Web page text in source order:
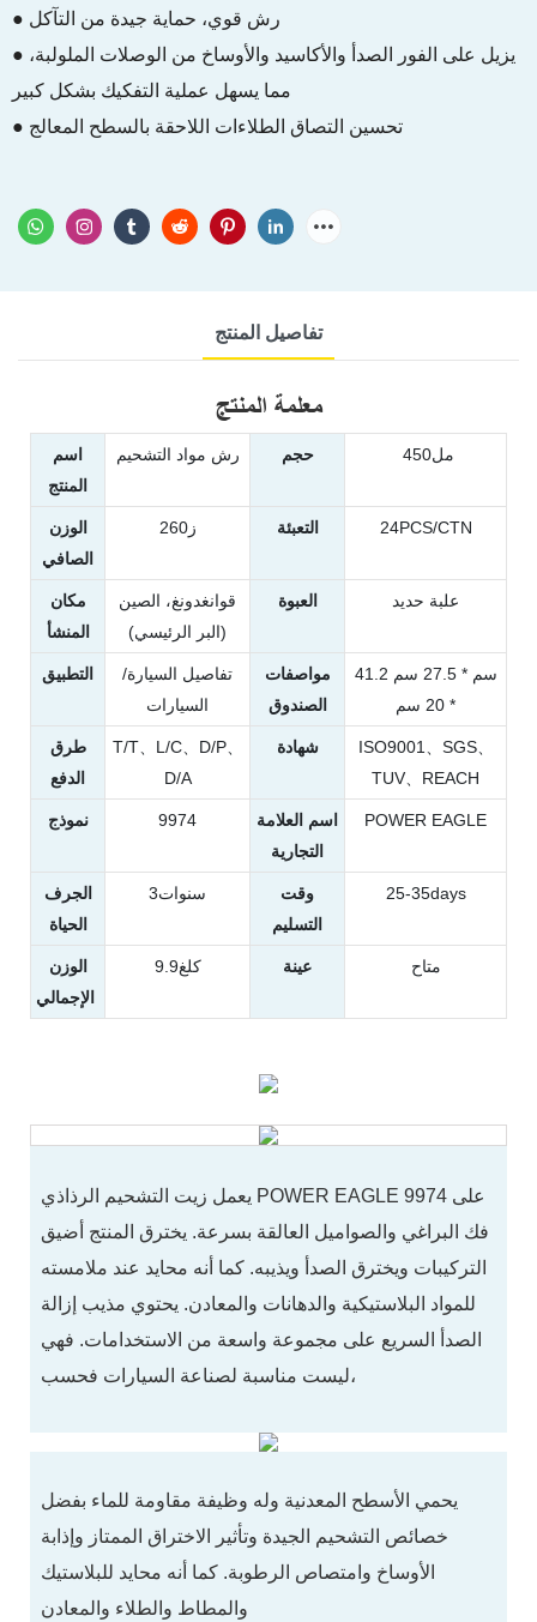
● رش قوي، حماية جيدة من التآكل
● يزيل على الفور الصدأ والأكاسيد والأوساخ من الوصلات الملولبة،
مما يسهل عملية التفكيك بشكل كبير
● تحسين التصاق الطلاءات اللاحقة بالسطح المعالج
تفاصيل المنتج
معلمة المنتج
اسم
المنتج
رش مواد التشحيم حجم مل450
الوزن
الصافي
ز260 التعبئة 24PCS/CTN
مكان
المنشأ
قوانغدونغ، الصين
(البر الرئيسي)
العبوة علبة حديد
التطبيق
تفاصيل السيارة/
السيارات
مواصفات
الصندوق
41.2 سم * 27.5 سم
* 20 سم
طرق
الدفع
T/T、L/C、D/P、
D/A
شهادة
ISO9001、SGS、
TUV、REACH
نموذج 9974
اسم العلامة
التجارية
POWER EAGLE
الجرف
الحياة
سنوات3
وقت
التسليم
25-35days
الوزن
كلغ9.9 عينة متاح
يحمي الأسطح المعدنية وله وظيفة مقاومة للماء بفضل
خصائص التشحيم الجيدة وتأثير الاختراق الممتاز وإذابة
الأوساخ وامتصاص الرطوبة. كما أنه محايد للبلاستيك
والمطاط والطلاء والمعادن
يعمل زيت التشحيم الرذاذي POWER EAGLE 9974 على
فك البراغي والصواميل العالقة بسرعة. يخترق المنتج أضيق
التركيبات ويخترق الصدأ ويذيبه. كما أنه محايد عند ملامسته
للمواد البلاستيكية والدهانات والمعادن. يحتوي مذيب إزالة
الصدأ السريع على مجموعة واسعة من الاستخدامات. فهي
ليست مناسبة لصناعة السيارات فحسب،